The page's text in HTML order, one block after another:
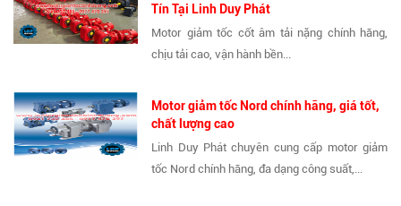
Tín Tại Linh Duy Phát
Motor giảm tốc cốt âm tải nặng chính hãng,
chịu tải cao, vận hành bền...
Motor giảm tốc Nord chính hãng, giá tốt,
chất lượng cao
Linh Duy Phát chuyên cung cấp motor giảm
tốc Nord chính hãng, đa dạng công suất,...